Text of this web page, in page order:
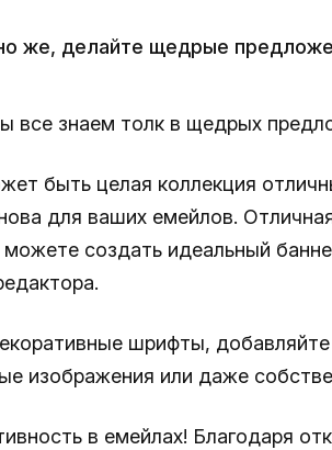
же, делайте щедрые
все знаем толк в щедрых
быть целая коллекция
для ваших емейлов.
создать идеальный
шрифты,
изображения или даже
в емейлах! Благодаря